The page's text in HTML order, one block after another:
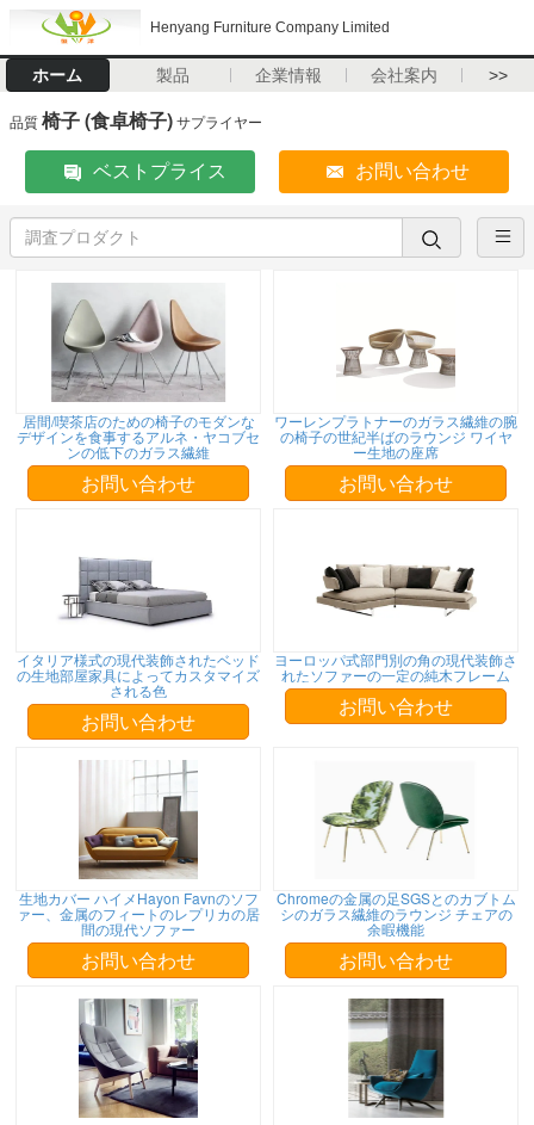
Henyang Furniture Company Limited
ホーム 製品 企業情報 会社案内 >>
品質 椅子 (食卓椅子) サプライヤー
ベストプライス お問い合わせ
居間/喫茶店のための椅子のモダンな
デザインを食事するアルネ・ヤコブセ
ンの低下のガラス繊維
お問い合わせ
ワーレンプラトナーのガラス繊維の腕
の椅子の世紀半ばのラウンジ ワイヤ
ー生地の座席
お問い合わせ
イタリア様式の現代装飾されたベッド
の生地部屋家具によってカスタマイズ
される色
お問い合わせ
ヨーロッパ式部門別の角の現代装飾さ
れたソファーの一定の純木フレーム
お問い合わせ
生地カバー ハイメHayon Favnのソフ
ァー、金属のフィートのレプリカの居
間の現代ソファー
お問い合わせ
Chromeの金属の足SGSとのカブトム
シのガラス繊維のラウンジ チェアの
余暇機能
お問い合わせ